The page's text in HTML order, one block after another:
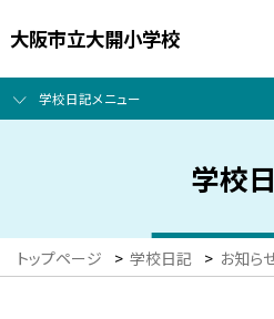
大阪市立大開小学校
学校日記メニュー
学校
トップページ > 学校日記 > お知ら